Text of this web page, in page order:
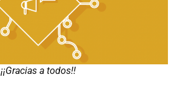
¡¡Gracias a todos!!